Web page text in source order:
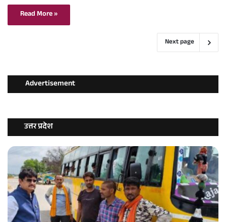
Read More »
Next page
Advertisement
उत्तर प्रदेश